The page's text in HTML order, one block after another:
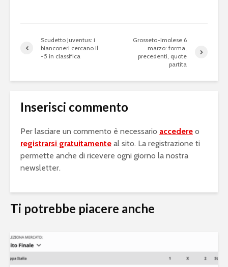
Scudetto Juventus: i
bianconeri cercano il
-5 in classifica
Grosseto-Imolese 6
marzo: forma,
precedenti, quote
partita
Inserisci commento
Per lasciare un commento è necessario accedere o
registrarsi gratuitamente al sito. La registrazione ti
permette anche di ricevere ogni giorno la nostra
newsletter.
Ti potrebbe piacere anche